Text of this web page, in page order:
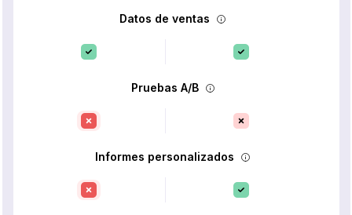
Datos de ventas
Pruebas A/B
Informes personalizados